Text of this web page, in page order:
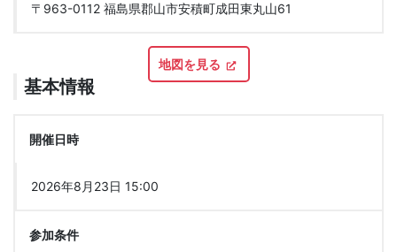
〒963-0112 福島県郡山市安積町成田東丸山61
地図を見る
基本情報
開催日時
2026年8月23日 15:00
参加条件